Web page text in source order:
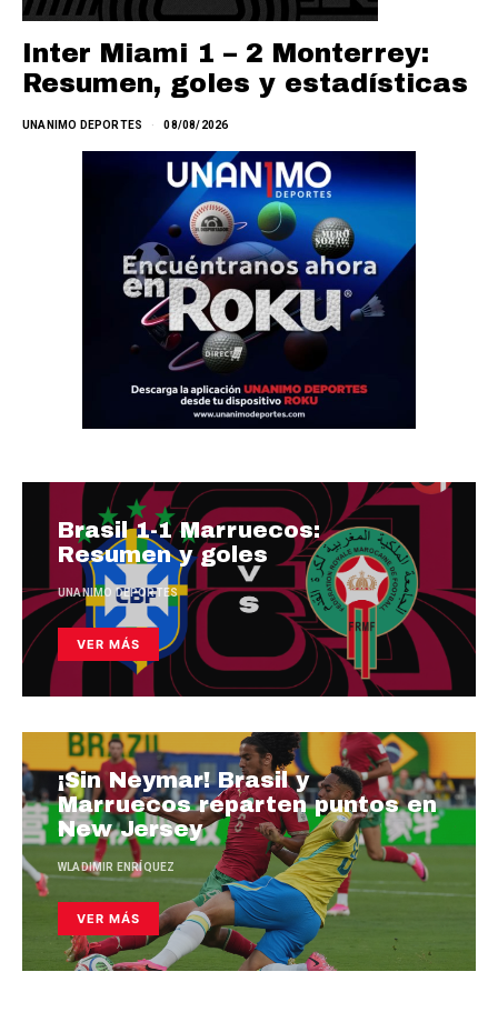
Inter Miami 1 – 2 Monterrey:
Resumen, goles y estadísticas
UNANIMO DEPORTES 08/08/2026
Brasil 1-1 Marruecos:
Resumen y goles
UNANIMO DEPORTES
VER MÁS
¡Sin Neymar! Brasil y
Marruecos reparten puntos en
New Jersey
WLADIMIR ENRÍQUEZ
VER MÁS